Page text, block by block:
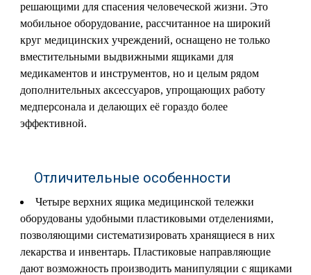
решающими для спасения человеческой жизни. Это
мобильное оборудование, рассчитанное на широкий
круг медицинских учреждений, оснащено не только
вместительными выдвижными ящиками для
медикаментов и инструментов, но и целым рядом
дополнительных аксессуаров, упрощающих работу
медперсонала и делающих её гораздо более
эффективной.
Отличительные особенности
Четыре верхних ящика медицинской тележки
оборудованы удобными пластиковыми отделениями,
позволяющими систематизировать хранящиеся в них
лекарства и инвентарь. Пластиковые направляющие
дают возможность производить манипуляции с ящиками